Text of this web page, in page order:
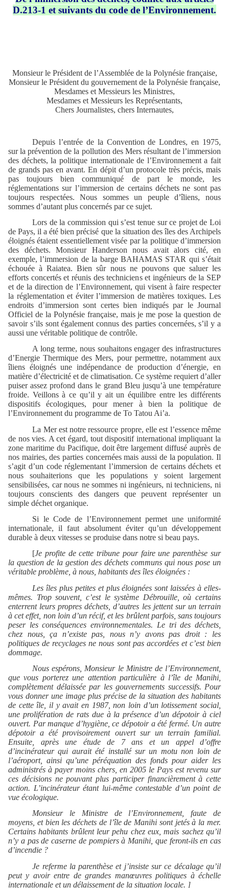
D.213-1 et suivants du code de l’Environnement.
Monsieur le Président de l’Assemblée de la Polynésie française,
Monsieur le Président du gouvernement de la Polynésie française,
Mesdames et Messieurs les Ministres,
Mesdames et Messieurs les Représentants,
Chers Journalistes, chers Internautes,
Depuis l’entrée de la Convention de Londres, en 1975,
sur la prévention de la pollution des Mers résultant de l’immersion
des déchets, la politique internationale de l’Environnement a fait
de grands pas en avant. En dépit d’un protocole très précis, mais
pas toujours bien communiqué de part le monde, les
réglementations sur l’immersion de certains déchets ne sont pas
toujours respectées. Nous sommes un peuple d’îliens, nous
sommes d’autant plus concernés par ce sujet.
Lors de la commission qui s’est tenue sur ce projet de Loi
de Pays, il a été bien précisé que la situation des îles des Archipels
éloignés étaient essentiellement visée par la politique d’immersion
des déchets. Monsieur Handerson nous avait alors cité, en
exemple, l’immersion de la barge BAHAMAS STAR qui s’était
échouée à Raiatea. Bien sûr nous ne pouvons que saluer les
efforts concertés et réunis des techniciens et ingénieurs de la SEP
et de la direction de l’Environnement, qui visent à faire respecter
la réglementation et éviter l’immersion de matières toxiques. Les
endroits d’immersion sont certes bien indiqués par le Journal
Officiel de la Polynésie française, mais je me pose la question de
savoir s’ils sont également connus des parties concernées, s’il y a
aussi une véritable politique de contrôle.
A long terme, nous souhaitons engager des infrastructures
d’Energie Thermique des Mers, pour permettre, notamment aux
îliens éloignés une indépendance de production d’énergie, en
matière d’électricité et de climatisation. Ce système requiert d’aller
puiser assez profond dans le grand Bleu jusqu’à une température
froide. Veillons à ce qu’il y ait un équilibre entre les différents
dispositifs écologiques, pour mener à bien la politique de
l’Environnement du programme de To Tatou Ai’a.
La Mer est notre ressource propre, elle est l’essence même
de nos vies. A cet égard, tout dispositif international impliquant la
zone maritime du Pacifique, doit être largement diffusé auprès de
nos mairies, des parties concernées mais aussi de la population. Il
s’agit d’un code réglementant l’immersion de certains déchets et
nous souhaiterions que les populations y soient largement
sensibilisées, car nous ne sommes ni ingénieurs, ni techniciens, ni
toujours conscients des dangers que peuvent représenter un
simple déchet organique.
Si le Code de l’Environnement permet une uniformité
internationale, il faut absolument éviter qu’un développement
durable à deux vitesses se produise dans notre si beau pays.
[Je profite de cette tribune pour faire une parenthèse sur
la question de la gestion des déchets communs qui nous pose un
véritable problème, à nous, habitants des îles éloignées :
Les îles plus petites et plus éloignées sont laissées à elles-
mêmes. Trop souvent, c’est le système Débrouille, où certains
enterrent leurs propres déchets, d’autres les jettent sur un terrain
à cet effet, non loin d’un récif, et les brûlent parfois, sans toujours
peser les conséquences environnementales. Le tri des déchets,
chez nous, ça n’existe pas, nous n’y avons pas droit : les
politiques de recyclages ne nous sont pas accordées et c’est bien
dommage.
Nous espérons, Monsieur le Ministre de l’Environnement,
que vous porterez une attention particulière à l’île de Manihi,
complètement délaissée par les gouvernements successifs. Pour
vous donner une image plus précise de la situation des habitants
de cette île, il y avait en 1987, non loin d’un lotissement social,
une prolifération de rats due à la présence d’un dépotoir à ciel
ouvert. Par manque d’hygiène, ce dépotoir a été fermé. Un autre
dépotoir a été provisoirement ouvert sur un terrain familial.
Ensuite, après une étude de 7 ans et un appel d’offre
d’incinérateur qui aurait été installé sur un motu non loin de
l’aéroport, ainsi qu’une péréquation des fonds pour aider les
administrés à payer moins chers, en 2005 le Pays est revenu sur
ces décisions ne pouvant plus participer financièrement à cette
action. L’incinérateur étant lui-même contestable d’un point de
vue écologique.
Monsieur le Ministre de l’Environnement, faute de
moyens, et bien les déchets de l’île de Manihi sont jetés à la mer.
Certains habitants brûlent leur pehu chez eux, mais sachez qu’il
n’y a pas de caserne de pompiers à Manihi, que feront-ils en cas
d’incendie ?
Je referme la parenthèse et j’insiste sur ce décalage qu’il
peut y avoir entre de grandes manœuvres politiques à échelle
internationale et un délaissement de la situation locale. ]